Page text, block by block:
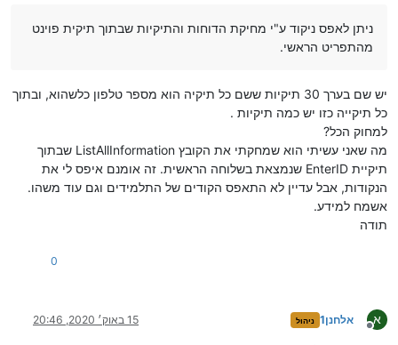
ניתן לאפס ניקוד ע"י מחיקת הדוחות והתיקיות שבתוך תיקית פוינט
מהתפריט הראשי.
יש שם בערך 30 תיקיות ששם כל תיקיה הוא מספר טלפון כלשהוא, ובתוך
כל תיקייה כזו יש כמה תיקיות .
למחוק הכל?
מה שאני עשיתי הוא שמחקתי את הקובץ ListAllInformation שבתוך
תיקיית EnterID שנמצאת בשלוחה הראשית. זה אומנם איפס לי את
הנקודות, אבל עדיין לא התאפס הקודים של התלמידים וגם עוד משהו.
אשמח למידע.
תודה
0
א
מנותק
אלחנן1 ניהול 15 באוק׳ 2020, 20:46